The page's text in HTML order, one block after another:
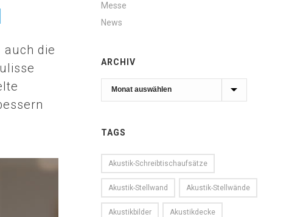
die
Messe
News
ARCHIV
TAGS
Akustik-Schreibtischaufsätze
Akustik-Stellwand Akustik-Stellwände
Akustikbilder Akustikdecke